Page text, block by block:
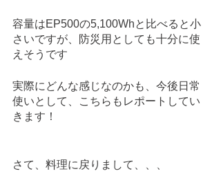
容量はEP500の5,100Whと比べると小
さいですが、防災用としても十分に使
えそうです
実際にどんな感じなのかも、今後日常
使いとして、こちらもレポートしてい
きます！
さて、料理に戻りまして、、、